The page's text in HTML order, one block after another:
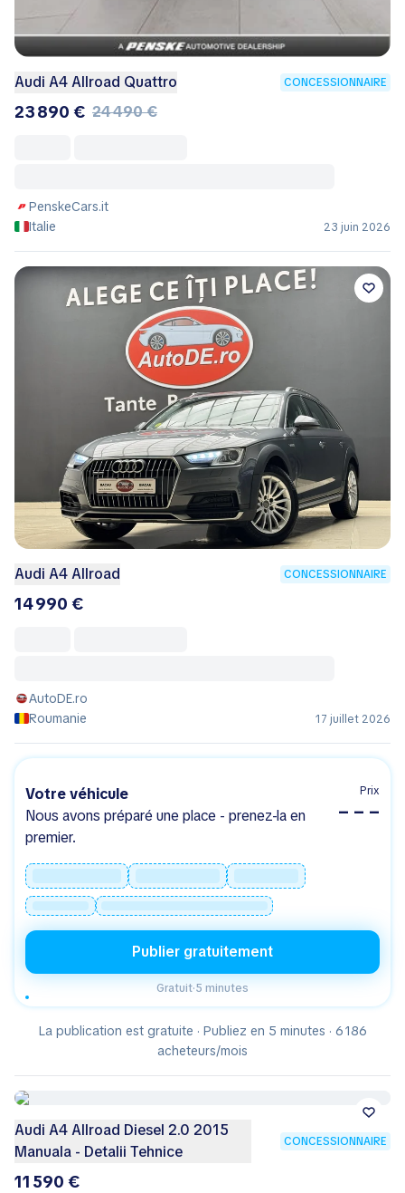
Audi A4 Allroad Quattro CONCESSIONNAIRE
23 890 € 24 490 €
PenskeCars.it
Italie
23 juin 2026
Audi A4 Allroad CONCESSIONNAIRE
14 990 €
AutoDE.ro
Roumanie
17 juillet 2026
Votre véhicule
Nous avons préparé une place - prenez-la en
premier.
Prix
– – –
Publier gratuitement
Gratuit·5 minutes
La publication est gratuite · Publiez en 5 minutes · 6 186
acheteurs/mois
Audi A4 Allroad Diesel 2.0 2015
Manuala - Detalii Tehnice
CONCESSIONNAIRE
11 590 €